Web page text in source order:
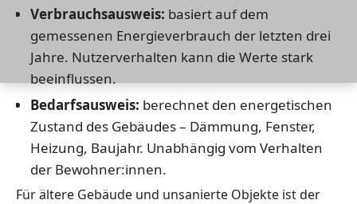
Verbrauchsausweis: basiert auf dem
gemessenen Energieverbrauch der letzten drei
Jahre. Nutzerverhalten kann die Werte stark
beeinflussen.
Bedarfsausweis: berechnet den energetischen
Zustand des Gebäudes – Dämmung, Fenster,
Heizung, Baujahr. Unabhängig vom Verhalten
der Bewohner:innen.
Für ältere Gebäude und unsanierte Objekte ist der